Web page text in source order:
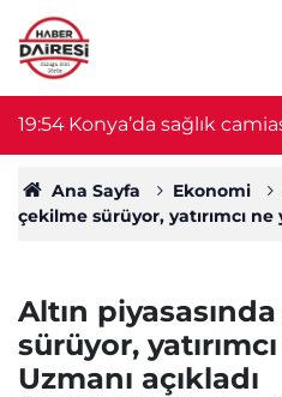
19:54 Konya’da sağlık
Ulutaş hayatını
Ana Sayfa Ekonomi
çekilme sürüyor, yatırımcı ne
Altın
sürüyor,
Uzmanı açıkladı